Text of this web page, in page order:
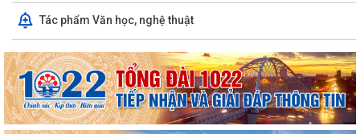
Tác phẩm Văn học, nghệ thuật
thể động vật hoang dã
Triển khai mô hình chăn nuôi vịt thương phẩm theo quy trình
VietGAHP tại xã Cẩm Giang
Xã Cẩm Giang tham dự Hội nghị Báo cáo viên thành phố tháng 7 năm
2026